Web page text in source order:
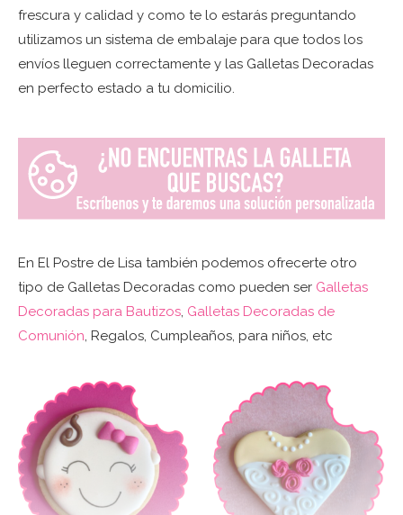
frescura y calidad y como te lo estarás preguntando
utilizamos un sistema de embalaje para que todos los
envíos lleguen correctamente y las Galletas Decoradas
en perfecto estado a tu domicilio.
En El Postre de Lisa también podemos ofrecerte otro
tipo de Galletas Decoradas como pueden ser Galletas
Decoradas para Bautizos, Galletas Decoradas de
Comunión, Regalos, Cumpleaños, para niños, etc